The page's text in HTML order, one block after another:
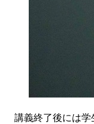
講義終了後には学